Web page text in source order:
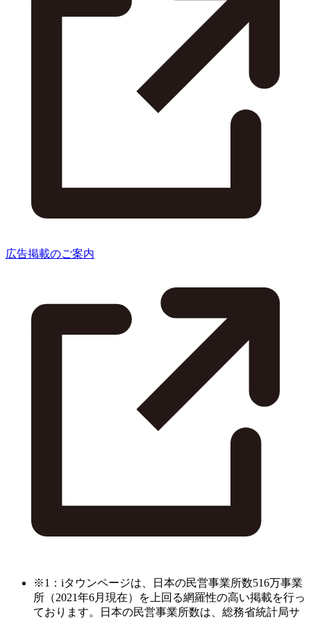
広告掲載のご案内
※1：iタウンページは、日本の民営事業所数516万事業
所（2021年6月現在）を上回る網羅性の高い掲載を行っ
ております。日本の民営事業所数は、総務省統計局サ